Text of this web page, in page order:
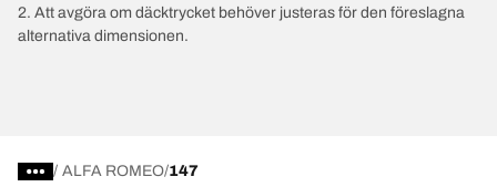
2. Att avgöra om däcktrycket behöver justeras för den föreslagna
alternativa dimensionen.
/ ALFA ROMEO 147